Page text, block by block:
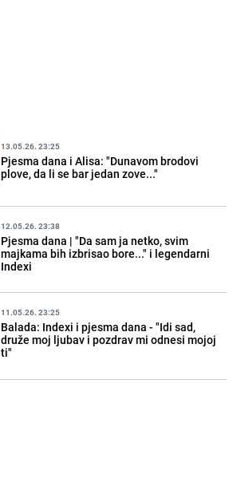
13.05.26. 23:25
Pjesma dana i Alisa: "Dunavom brodovi
plove, da li se bar jedan zove..."
12.05.26. 23:38
Pjesma dana | "Da sam ja netko, svim
majkama bih izbrisao bore..." i legendarni
Indexi
11.05.26. 23:25
Balada: Indexi i pjesma dana - "Idi sad,
druže moj ljubav i pozdrav mi odnesi mojoj
ti"